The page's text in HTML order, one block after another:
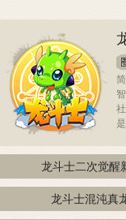
龙斗士二次觉醒
龙斗士混沌真